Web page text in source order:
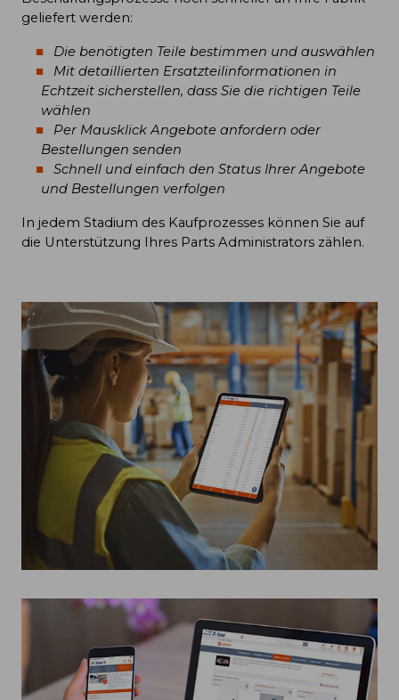
geliefert werden:
Die benötigten Teile bestimmen und auswählen
Mit detaillierten Ersatzteilinformationen in
Echtzeit sicherstellen, dass Sie die richtigen Teile
wählen
Per Mausklick Angebote anfordern oder
Bestellungen senden
Schnell und einfach den Status Ihrer Angebote
und Bestellungen verfolgen
In jedem Stadium des Kaufprozesses können Sie auf
die Unterstützung Ihres Parts Administrators zählen.